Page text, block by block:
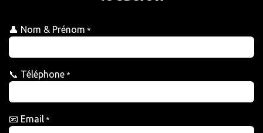
👤 Nom & Prénom *
📞 Téléphone*
📧 Email*